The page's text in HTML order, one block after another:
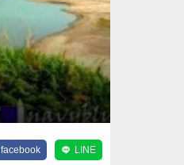
facebook LINE